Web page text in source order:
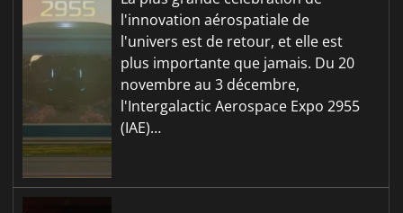
l'innovation aérospatiale de
l'univers est de retour, et elle est
plus importante que jamais. Du 20
novembre au 3 décembre,
l'Intergalactic Aerospace Expo 2955
(IAE)…